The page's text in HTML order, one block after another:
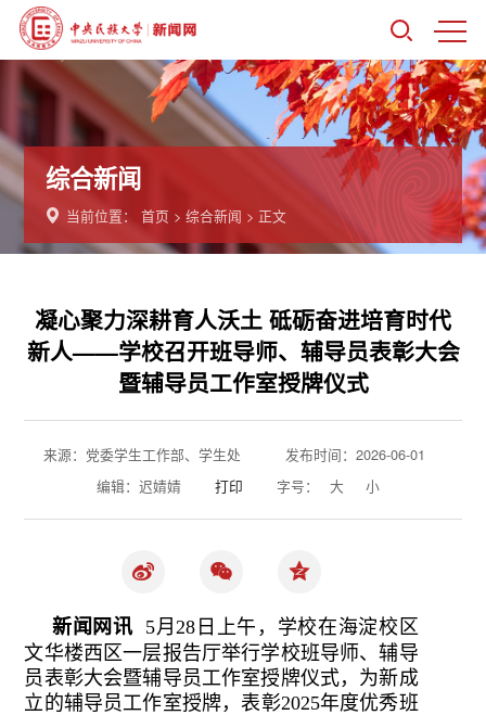
综合新闻
当前位置：首页 >综合新闻 > 正文
凝心聚力深耕育人沃土 砥砺奋进培育时代
新人——学校召开班导师、辅导员表彰大会
暨辅导员工作室授牌仪式
来源：党委学生工作部、学生处
发布时间：2026-06-01
编辑：迟婧婧
打印 字号： 大 小
新闻网讯 5月28日上午，学校在海淀校区
文华楼西区一层报告厅举行学校班导师、辅导
员表彰大会暨辅导员工作室授牌仪式，为新成
立的辅导员工作室授牌，表彰2025年度优秀班